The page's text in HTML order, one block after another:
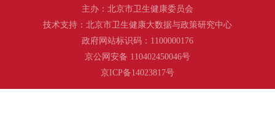
主办：北京市卫生健康委员会
技术支持：北京市卫生健康大数据与政策研究中心
政府网站标识码：1100000176
京公网安备 110402450046号
京ICP备14023817号